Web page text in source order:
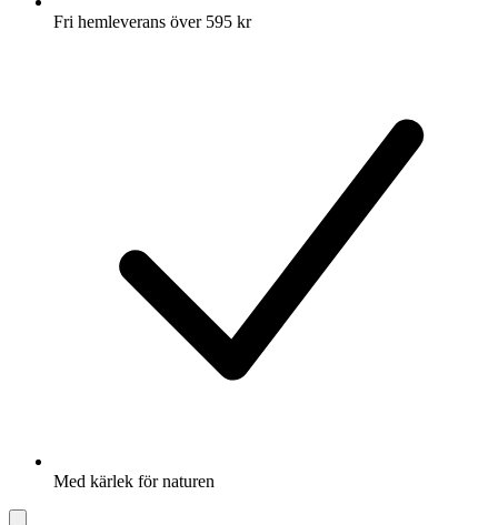
Fri hemleverans över 595 kr
Med kärlek för naturen